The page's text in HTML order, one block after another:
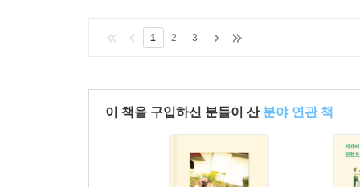
1 2 3
이 책을 구입하신 분들이 산 분야 연관 책